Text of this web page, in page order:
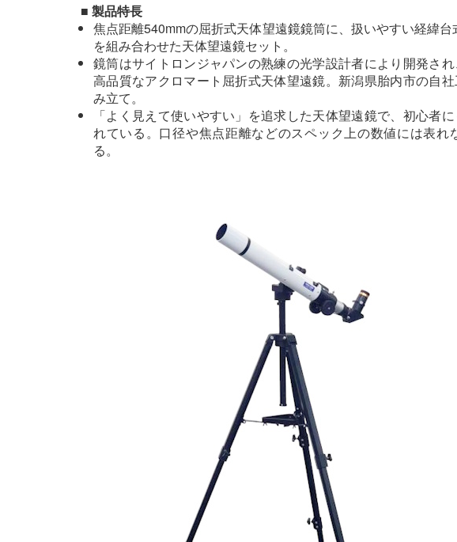
■ 製品特長
焦点距離540mmの屈折式天体望遠鏡鏡筒に、扱いやすい経緯
を組み合わせた天体望遠鏡セット。
鏡筒はサイトロンジャパンの熟練の光学設計者により開発さ
高品質なアクロマート屈折式天体望遠鏡。新潟県胎内市の自
み立て。
「よく見えて使いやすい」を追求した天体望遠鏡で、初心者
れている。口径や焦点距離などのスペック上の数値には表
る。